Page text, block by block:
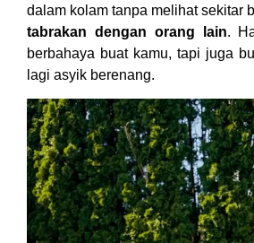
dalam kolam tanpa melihat sekitar
tabrakan dengan orang lain.
berbahaya buat kamu, tapi juga
lagi asyik berenang.